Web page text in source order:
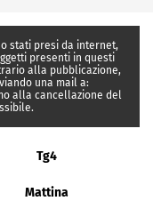
stati presi da internet,
presenti in questi
alla pubblicazione,
una mail a:
alla cancellazione del
Tg4
Mattina